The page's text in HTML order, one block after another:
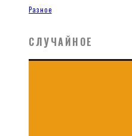
Разное
СЛУЧАЙНОЕ